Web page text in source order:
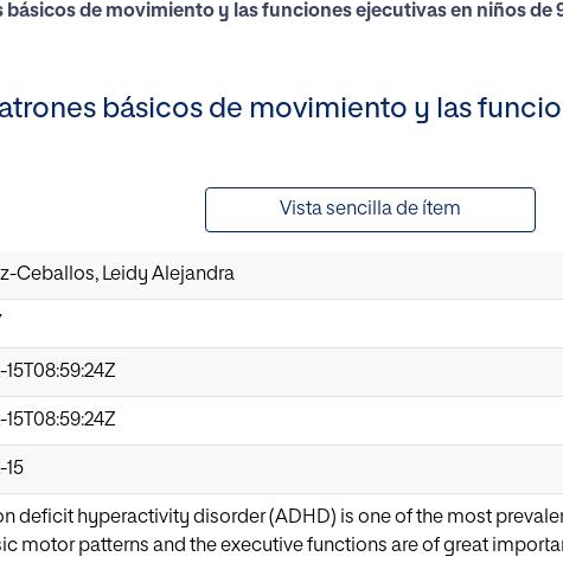
de movimiento y las funciones ejecutivas en niños de
básicos de movimiento y las
Vista sencilla de ítem
Ceballos, Leidy Alejandra
15T08:59:24Z
15T08:59:24Z
15
deficit hyperactivity disorder (ADHD) is one of the most
motor patterns and the executive functions are of great